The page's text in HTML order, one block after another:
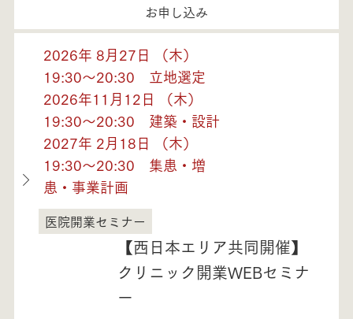
お申し込み
2026年 8月27日 （木）
19:30～20:30 立地選定
2026年11月12日 （木）
19:30～20:30 建築・設計
2027年 2月18日 （木）
19:30～20:30 集患・増
患・事業計画
福井県
医院開業セミナー
【西日本エリア共同開催】
クリニック開業WEBセミナ
ー